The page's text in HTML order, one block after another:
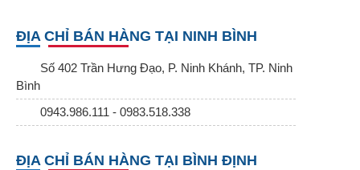
ĐỊA CHỈ BÁN HÀNG TẠI NINH BÌNH
Số 402 Trần Hưng Đạo, P. Ninh Khánh, TP. Ninh
Bình
0943.986.111 - 0983.518.338
ĐỊA CHỈ BÁN HÀNG TẠI BÌNH ĐỊNH